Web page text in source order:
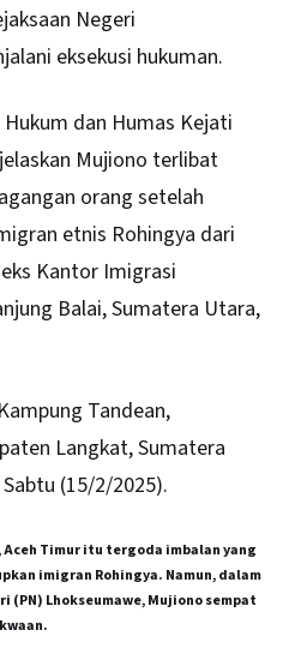
Negeri
eksekusi hukuman.
dan Humas Kejati
Mujiono terlibat
orang setelah
etnis Rohingya dari
Kantor Imigrasi
Balai, Sumatera Utara,
Tandean,
Langkat, Sumatera
(15/2/2025).
Timur itu tergoda imbalan yang
imigran Rohingya. Namun, dalam
Lhokseumawe, Mujiono sempat